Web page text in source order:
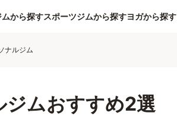
から探すスポーツジムから探すヨガから探す
ナルジム
ジムおすすめ2選